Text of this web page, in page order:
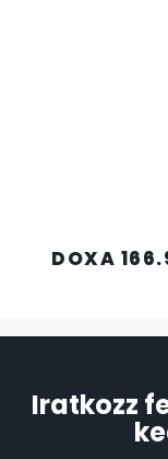
DOXA
Iratkozz